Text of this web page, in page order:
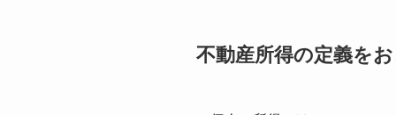
不動産所得の定義を